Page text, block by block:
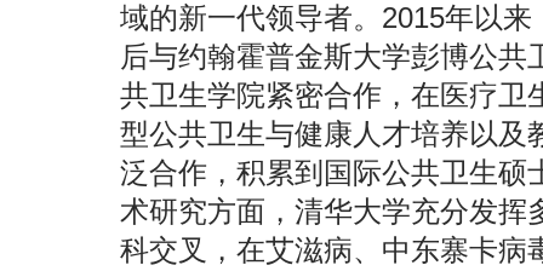
域的新一代领导者。2015年以
后与约翰霍普金斯大学彭博公
共卫生学院紧密合作，在医疗卫
型公共卫生与健康人才培养以及
泛合作，积累到国际公共卫生硕
术研究方面，清华大学充分发挥
科交叉，在艾滋病、中东寨卡病